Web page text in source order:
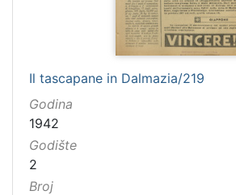
Il tascapane in Dalmazia/219
Godina
1942
Godište
2
Broj